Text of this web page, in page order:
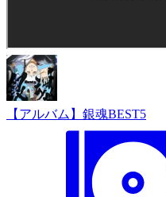
【アルバム】銀魂BEST5